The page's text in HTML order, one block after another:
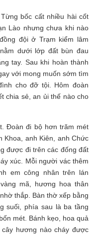
bốc cất nhiều hài cốt
Lào nhưng chưa khi nào
đội ở Trạm kiểm lâm
dưới lớp đất bùn đau
tay. Sau khi hoàn thành
với mong muốn sớm tìm
cho đỡ tội. Hôm đoàn
chia sẻ, an ủi thế nào cho
Đoàn đi bộ hơn trăm mét
Khoa, anh Kiên, anh Chức
được đi trên các đống đất
xúc. Mỗi người vác thêm
em công nhân trên lán
mã, hương hoa thân
thắp. Bàn thờ xếp bằng
suối, phía sau là ba tầng
mét. Bánh kẹo, hoa quả
hương nào cháy được